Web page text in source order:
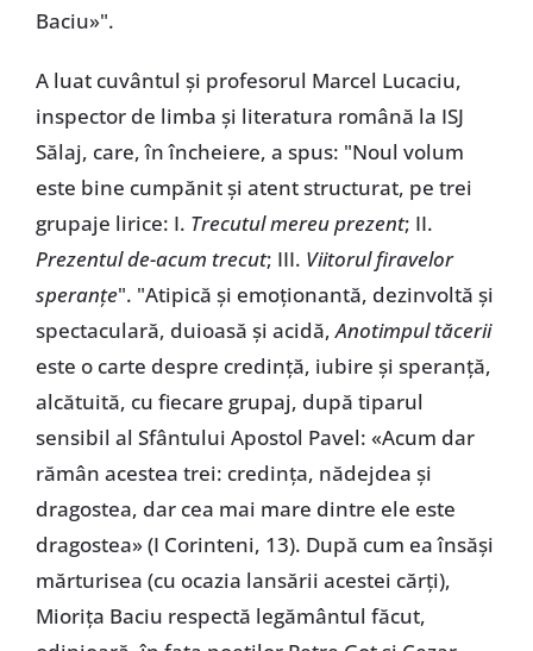
Baciu»".
A luat cuvântul și profesorul Marcel Lucaciu,
inspector de limba și literatura română la ISJ
Sălaj, care, în încheiere, a spus: "Noul volum
este bine cumpănit și atent structurat, pe trei
grupaje lirice: I. Trecutul mereu prezent; II.
Prezentul de-acum trecut; III. Viitorul firavelor
speranțe". "Atipică și emoționantă, dezinvoltă și
spectaculară, duioasă și acidă,Anotimpul tăcerii
este o carte despre credință, iubire și speranță,
alcătuită, cu fiecare grupaj, după tiparul
sensibil al Sfântului Apostol Pavel: «Acum dar
rămân acestea trei: credința, nădejdea și
dragostea, dar cea mai mare dintre ele este
dragostea» (I Corinteni, 13). După cum ea însăși
mărturisea (cu ocazia lansării acestei cărți),
Miorița Baciu respectă legământul făcut,